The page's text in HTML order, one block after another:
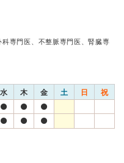
専門医、不整脈専門医、腎臓専
水 木 金 土 日 祝